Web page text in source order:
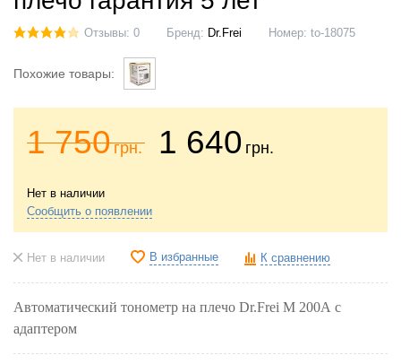
Отзывы: 0 Бренд: Dr.Frei Номер: to-18075
Похожие товары:
1 750грн. 1 640 грн.
Нет в наличии
Сообщить о появлении
Нет в наличии В избранные К сравнению
Автоматический тонометр на плечо Dr.Frei M 200A с
адаптером